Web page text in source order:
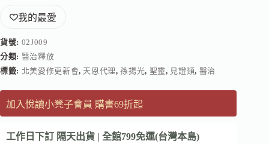
我的最愛
貨號: 02J009
分類: 醫治釋放
標籤: 北美愛修更新會, 天恩代理,孫揚光, 聖靈, 見證類, 醫治
加入悅讀小凳子會員 購書69折起
工作日下訂 隔天出貨 | 全館799免運(台灣本島)